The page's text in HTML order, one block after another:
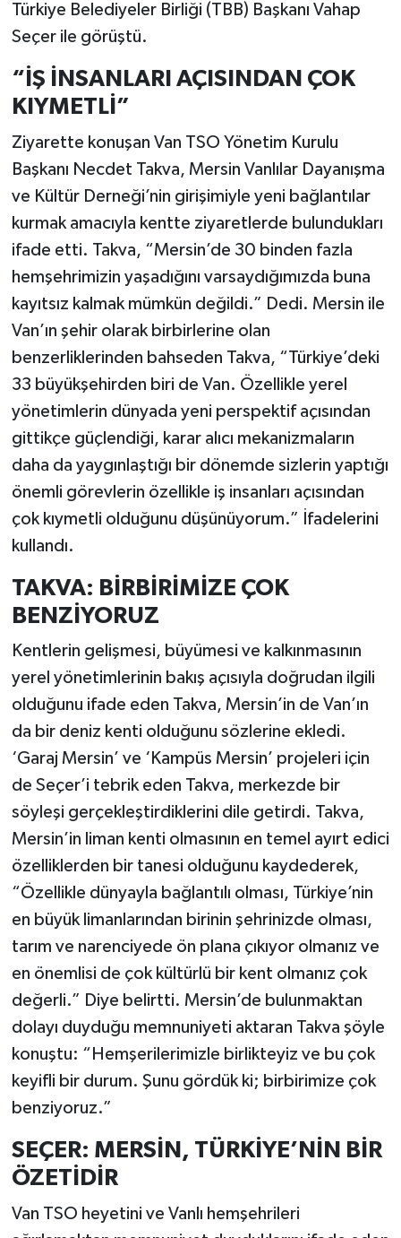
Türkiye Belediyeler Birliği (TBB) Başkanı Vahap
Seçer ile görüştü.
“İŞ İNSANLARI AÇISINDAN ÇOK
KIYMETLİ”
Ziyarette konuşan Van TSO Yönetim Kurulu
Başkanı Necdet Takva, Mersin Vanlılar Dayanışma
ve Kültür Derneği’nin girişimiyle yeni bağlantılar
kurmak amacıyla kentte ziyaretlerde bulundukları
ifade etti. Takva, “Mersin’de 30 binden fazla
hemşehrimizin yaşadığını varsaydığımızda buna
kayıtsız kalmak mümkün değildi.” Dedi. Mersin ile
Van’ın şehir olarak birbirlerine olan
benzerliklerinden bahseden Takva, “Türkiye’deki
33 büyükşehirden biri de Van. Özellikle yerel
yönetimlerin dünyada yeni perspektif açısından
gittikçe güçlendiği, karar alıcı mekanizmaların
daha da yaygınlaştığı bir dönemde sizlerin yaptığı
önemli görevlerin özellikle iş insanları açısından
çok kıymetli olduğunu düşünüyorum.” İfadelerini
kullandı.
TAKVA: BİRBİRİMİZE ÇOK
BENZİYORUZ
Kentlerin gelişmesi, büyümesi ve kalkınmasının
yerel yönetimlerinin bakış açısıyla doğrudan ilgili
olduğunu ifade eden Takva, Mersin’in de Van’ın
da bir deniz kenti olduğunu sözlerine ekledi.
‘Garaj Mersin’ ve ‘Kampüs Mersin’ projeleri için
de Seçer’i tebrik eden Takva, merkezde bir
söyleşi gerçekleştirdiklerini dile getirdi. Takva,
Mersin’in liman kenti olmasının en temel ayırt edici
özelliklerden bir tanesi olduğunu kaydederek,
“Özellikle dünyayla bağlantılı olması, Türkiye’nin
en büyük limanlarından birinin şehrinizde olması,
tarım ve narenciyede ön plana çıkıyor olmanız ve
en önemlisi de çok kültürlü bir kent olmanız çok
değerli.” Diye belirtti. Mersin’de bulunmaktan
dolayı duyduğu memnuniyeti aktaran Takva şöyle
konuştu: “Hemşerilerimizle birlikteyiz ve bu çok
keyifli bir durum. Şunu gördük ki; birbirimize çok
benziyoruz.”
SEÇER: MERSİN, TÜRKİYE’NİN BİR
ÖZETİDİR
Van TSO heyetini ve Vanlı hemşehrileri